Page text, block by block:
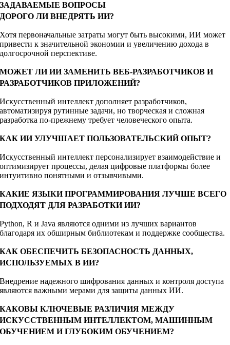
ЗАДАВАЕМЫЕ ВОПРОСЫ
ДОРОГО ЛИ ВНЕДРЯТЬ ИИ?
Хотя первоначальные затраты могут быть высокими, ИИ может
привести к значительной экономии и увеличению дохода в
долгосрочной перспективе.
МОЖЕТ ЛИ ИИ ЗАМЕНИТЬ ВЕБ-РАЗРАБОТЧИКОВ И
РАЗРАБОТЧИКОВ ПРИЛОЖЕНИЙ?
Искусственный интеллект дополняет разработчиков,
автоматизируя рутинные задачи, но творческая и сложная
разработка по-прежнему требует человеческого опыта.
КАК ИИ УЛУЧШАЕТ ПОЛЬЗОВАТЕЛЬСКИЙ ОПЫТ?
Искусственный интеллект персонализирует взаимодействие и
оптимизирует процессы, делая цифровые платформы более
интуитивно понятными и отзывчивыми.
КАКИЕ ЯЗЫКИ ПРОГРАММИРОВАНИЯ ЛУЧШЕ ВСЕГО
ПОДХОДЯТ ДЛЯ РАЗРАБОТКИ ИИ?
Python, R и Java являются одними из лучших вариантов
благодаря их обширным библиотекам и поддержке сообщества.
КАК ОБЕСПЕЧИТЬ БЕЗОПАСНОСТЬ ДАННЫХ,
ИСПОЛЬЗУЕМЫХ В ИИ?
Внедрение надежного шифрования данных и контроля доступа
являются важными мерами для защиты данных ИИ.
КАКОВЫ КЛЮЧЕВЫЕ РАЗЛИЧИЯ МЕЖДУ
ИСКУССТВЕННЫМ ИНТЕЛЛЕКТОМ, МАШИННЫМ
ОБУЧЕНИЕМ И ГЛУБОКИМ ОБУЧЕНИЕМ?